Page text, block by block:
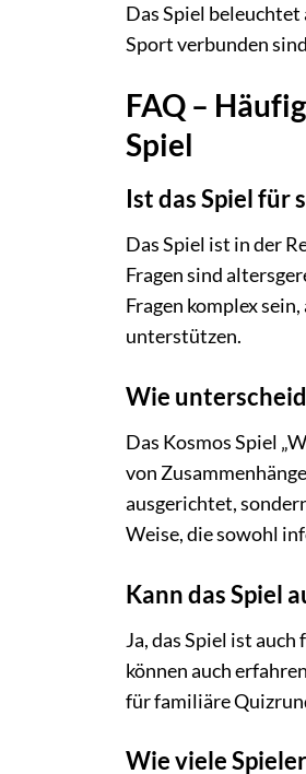
Das Spiel
Sport verbunden
FAQ –
Spiel
Ist das Spiel für
Das Spiel ist in der
Fragen sind
Fragen komplex
unterstützen.
Wie
Das Kosmos Spiel
von
ausgerichtet,
Weise, die sowohl
Kann das Spiel
Ja, das Spiel ist
können auch
für familiäre
Wie viele